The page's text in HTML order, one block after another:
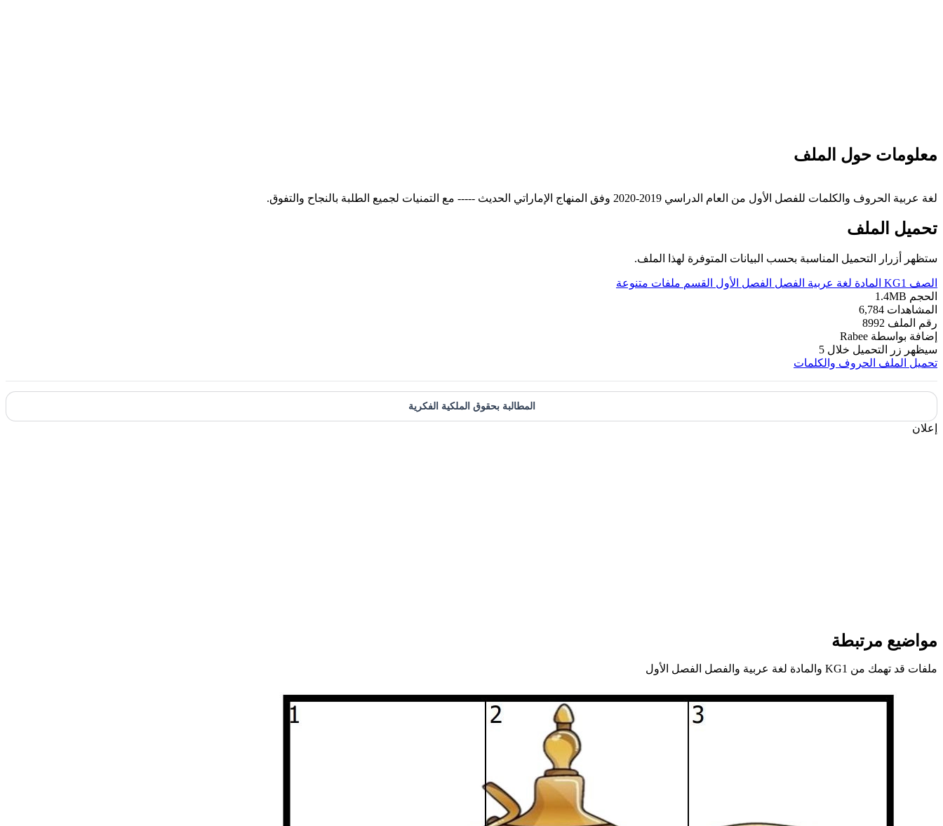
معلومات حول الملف
لغة عربية الحروف والكلمات للفصل الأول من العام الدراسي 2019-2020 وفق المنهاج الإماراتي الحديث ----- مع التمنيات لجميع الطلبة بالنجاح والتفوق.
تحميل الملف
ستظهر أزرار التحميل المناسبة بحسب البيانات المتوفرة لهذا الملف.
الصف KG1 المادة لغة عربية الفصل الفصل الأول القسم ملفات متنوعة
الحجم 1.4MB
المشاهدات 6,784
رقم الملف 8992
إضافة بواسطة Rabee
سيظهر زر التحميل خلال 5
تحميل الملف الحروف والكلمات
المطالبة بحقوق الملكية الفكرية
إعلان
مواضيع مرتبطة
ملفات قد تهمك من KG1 والمادة لغة عربية والفصل الفصل الأول